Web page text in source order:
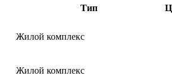
Тип
Жилой комплекс
Жилой комплекс